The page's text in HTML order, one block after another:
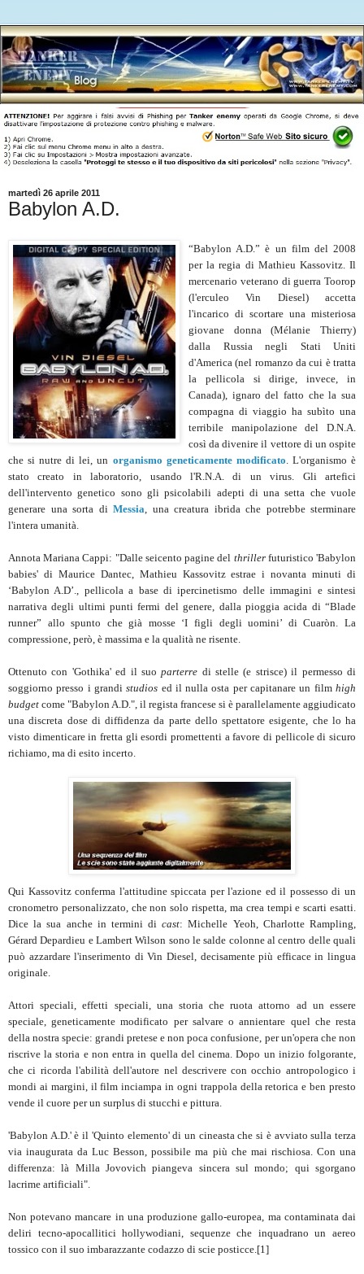
martedì 26 aprile 2011
Babylon A.D.
“Babylon A.D.” è un film del 2008
per la regia di Mathieu Kassovitz. Il
mercenario veterano di guerra Toorop
(l'erculeo Vin Diesel) accetta
l'incarico di scortare una misteriosa
giovane donna (Mélanie Thierry)
dalla Russia negli Stati Uniti
d'America (nel romanzo da cui è tratta
la pellicola si dirige, invece, in
Canada), ignaro del fatto che la sua
compagna di viaggio ha subìto una
terribile manipolazione del D.N.A.
così da divenire il vettore di un ospite
che si nutre di lei, un organismo geneticamente modificato . L'organismo è
stato creato in laboratorio, usando l'R.N.A. di un virus. Gli artefici
dell'intervento genetico sono gli psicolabili adepti di una setta che vuole
generare una sorta di Messia , una creatura ibrida che potrebbe sterminare
l'intera umanità.
Annota Mariana Cappi: "Dalle seicento pagine del thriller futuristico 'Babylon
babies' di Maurice Dantec, Mathieu Kassovitz estrae i novanta minuti di
‘Babylon A.D’., pellicola a base di ipercinetismo delle immagini e sintesi
narrativa degli ultimi punti fermi del genere, dalla pioggia acida di “Blade
runner” allo spunto che già mosse ‘I figli degli uomini’ di Cuaròn. La
compressione, però, è massima e la qualità ne risente.
Ottenuto con 'Gothika' ed il suoparterre di stelle (e strisce) il permesso di
soggiorno presso i grandistudios ed il nulla osta per capitanare un filmhigh
budget come "Babylon A.D.", il regista francese si è parallelamente aggiudicato
una discreta dose di diffidenza da parte dello spettatore esigente, che lo ha
visto dimenticare in fretta gli esordi promettenti a favore di pellicole di sicuro
richiamo, ma di esito incerto.
Qui Kassovitz conferma l'attitudine spiccata per l'azione ed il possesso di un
cronometro personalizzato, che non solo rispetta, ma crea tempi e scarti esatti.
Dice la sua anche in termini dicast: Michelle Yeoh, Charlotte Rampling,
Gérard Depardieu e Lambert Wilson sono le salde colonne al centro delle quali
può azzardare l'inserimento di Vin Diesel, decisamente più efficace in lingua
originale.
Attori speciali, effetti speciali, una storia che ruota attorno ad un essere
speciale, geneticamente modificato per salvare o annientare quel che resta
della nostra specie: grandi pretese e non poca confusione, per un'opera che non
riscrive la storia e non entra in quella del cinema. Dopo un inizio folgorante,
che ci ricorda l'abilità dell'autore nel descrivere con occhio antropologico i
mondi ai margini, il film inciampa in ogni trappola della retorica e ben presto
vende il cuore per un surplus di stucchi e pittura.
'Babylon A.D.' è il 'Quinto elemento' di un cineasta che si è avviato sulla terza
via inaugurata da Luc Besson, possibile ma più che mai rischiosa. Con una
differenza: là Milla Jovovich piangeva sincera sul mondo; qui sgorgano
lacrime artificiali".
Non potevano mancare in una produzione gallo-europea, ma contaminata dai
deliri tecno-apocallitici hollywodiani, sequenze che inquadrano un aereo
tossico con il suo imbarazzante codazzo di scie posticce.[1]